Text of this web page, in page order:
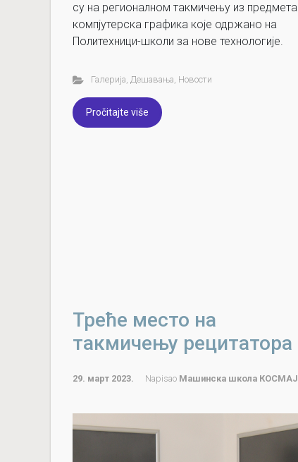
су на регионалном такмичењу из предмета
компјутерска графика које одржано на
Политехници-школи за нове технологије.
Галерија, Дешавања, Новости
Pročitajte više
Треће место на
такмичењу рецитатора
29. март 2023. Napisao Машинска школа КОСМАЈ